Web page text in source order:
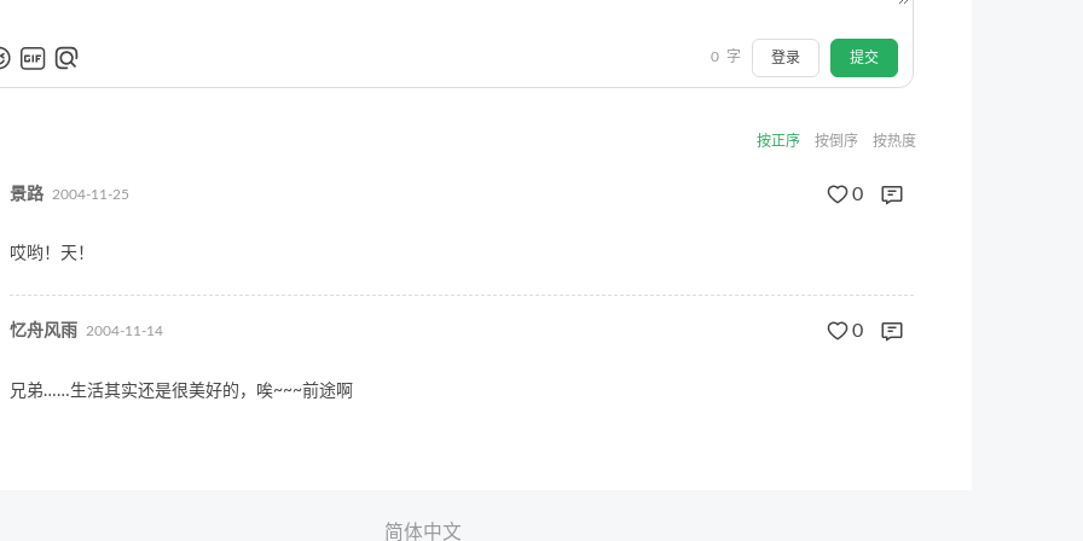
0 字 登录 提交
按正序 按倒序 按热度
景路 2004-11-25 0
哎哟！天！
忆舟风雨 2004-11-14 0
兄弟……生活其实还是很美好的，唉~~~前途啊
简体中文